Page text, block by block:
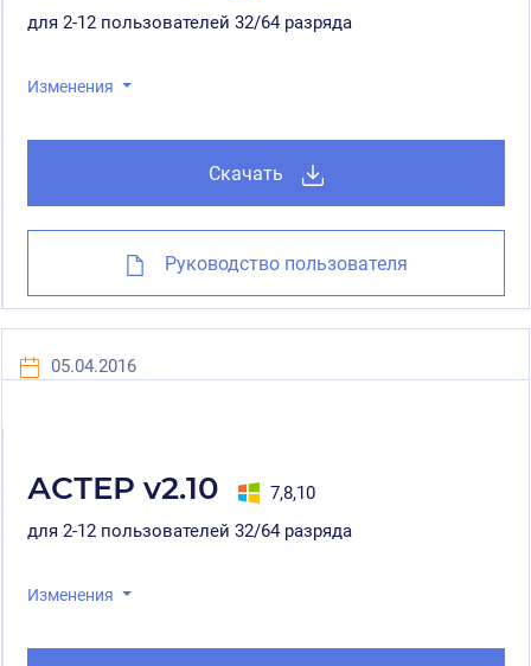
для 2-12 пользователей 32/64 разряда
Изменения
Скачать
Руководство пользователя
05.04.2016
АСТЕР v2.10
7,8,10
для 2-12 пользователей 32/64 разряда
Изменения